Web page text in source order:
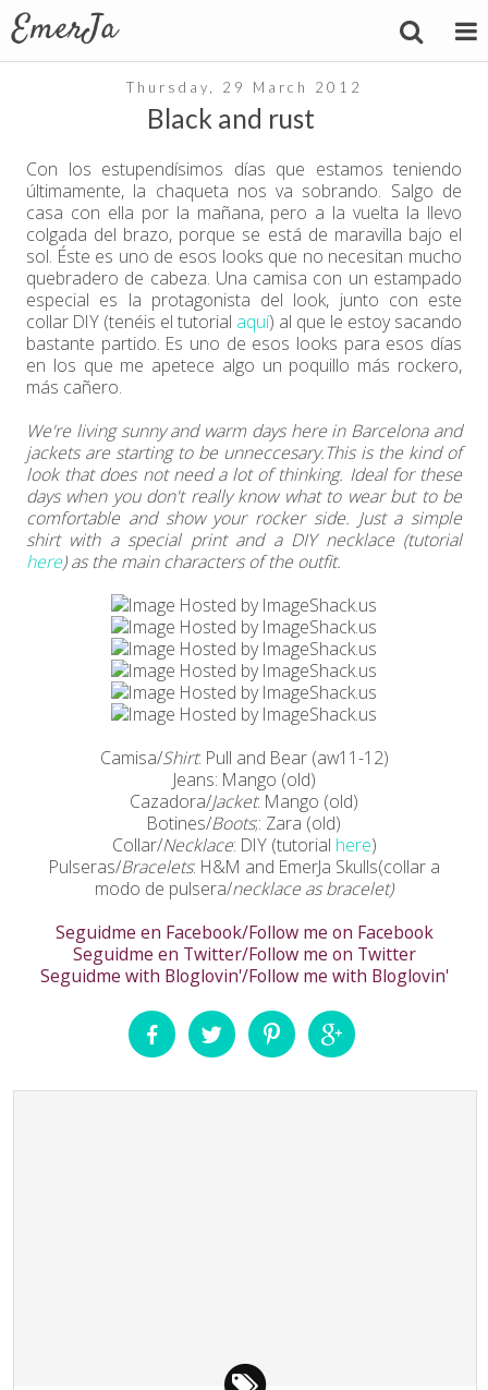
Thursday, 29 March 2012
Black and rust
Con los estupendísimos días que estamos teniendo
últimamente, la chaqueta nos va sobrando. Salgo de
casa con ella por la mañana, pero a la vuelta la llevo
colgada del brazo, porque se está de maravilla bajo el
sol. Éste es uno de esos looks que no necesitan mucho
quebradero de cabeza. Una camisa con un estampado
especial es la protagonista del look, junto con este
collar DIY (tenéis el tutorial aquí) al que le estoy sacando
bastante partido. Es uno de esos looks para esos días
en los que me apetece algo un poquillo más rockero,
más cañero.
We're living sunny and warm days here in Barcelona and
jackets are starting to be unneccesary.This is the kind of
look that does not need a lot of thinking. Ideal for these
days when you don't really know what to wear but to be
comfortable and show your rocker side. Just a simple
shirt with a special print and a DIY necklace (tutorial
here) as the main characters of the outfit.
Camisa/Shirt: Pull and Bear (aw11-12)
Jeans: Mango (old)
Cazadora/Jacket: Mango (old)
Botines/Boots;: Zara (old)
Collar/Necklace: DIY (tutorial here)
Pulseras/Bracelets: H&M and EmerJa Skulls(collar a
modo de pulsera/necklace as bracelet)
Seguidme en Facebook/Follow me on Facebook
Seguidme en Twitter/Follow me on Twitter
Seguidme with Bloglovin'/Follow me with Bloglovin'